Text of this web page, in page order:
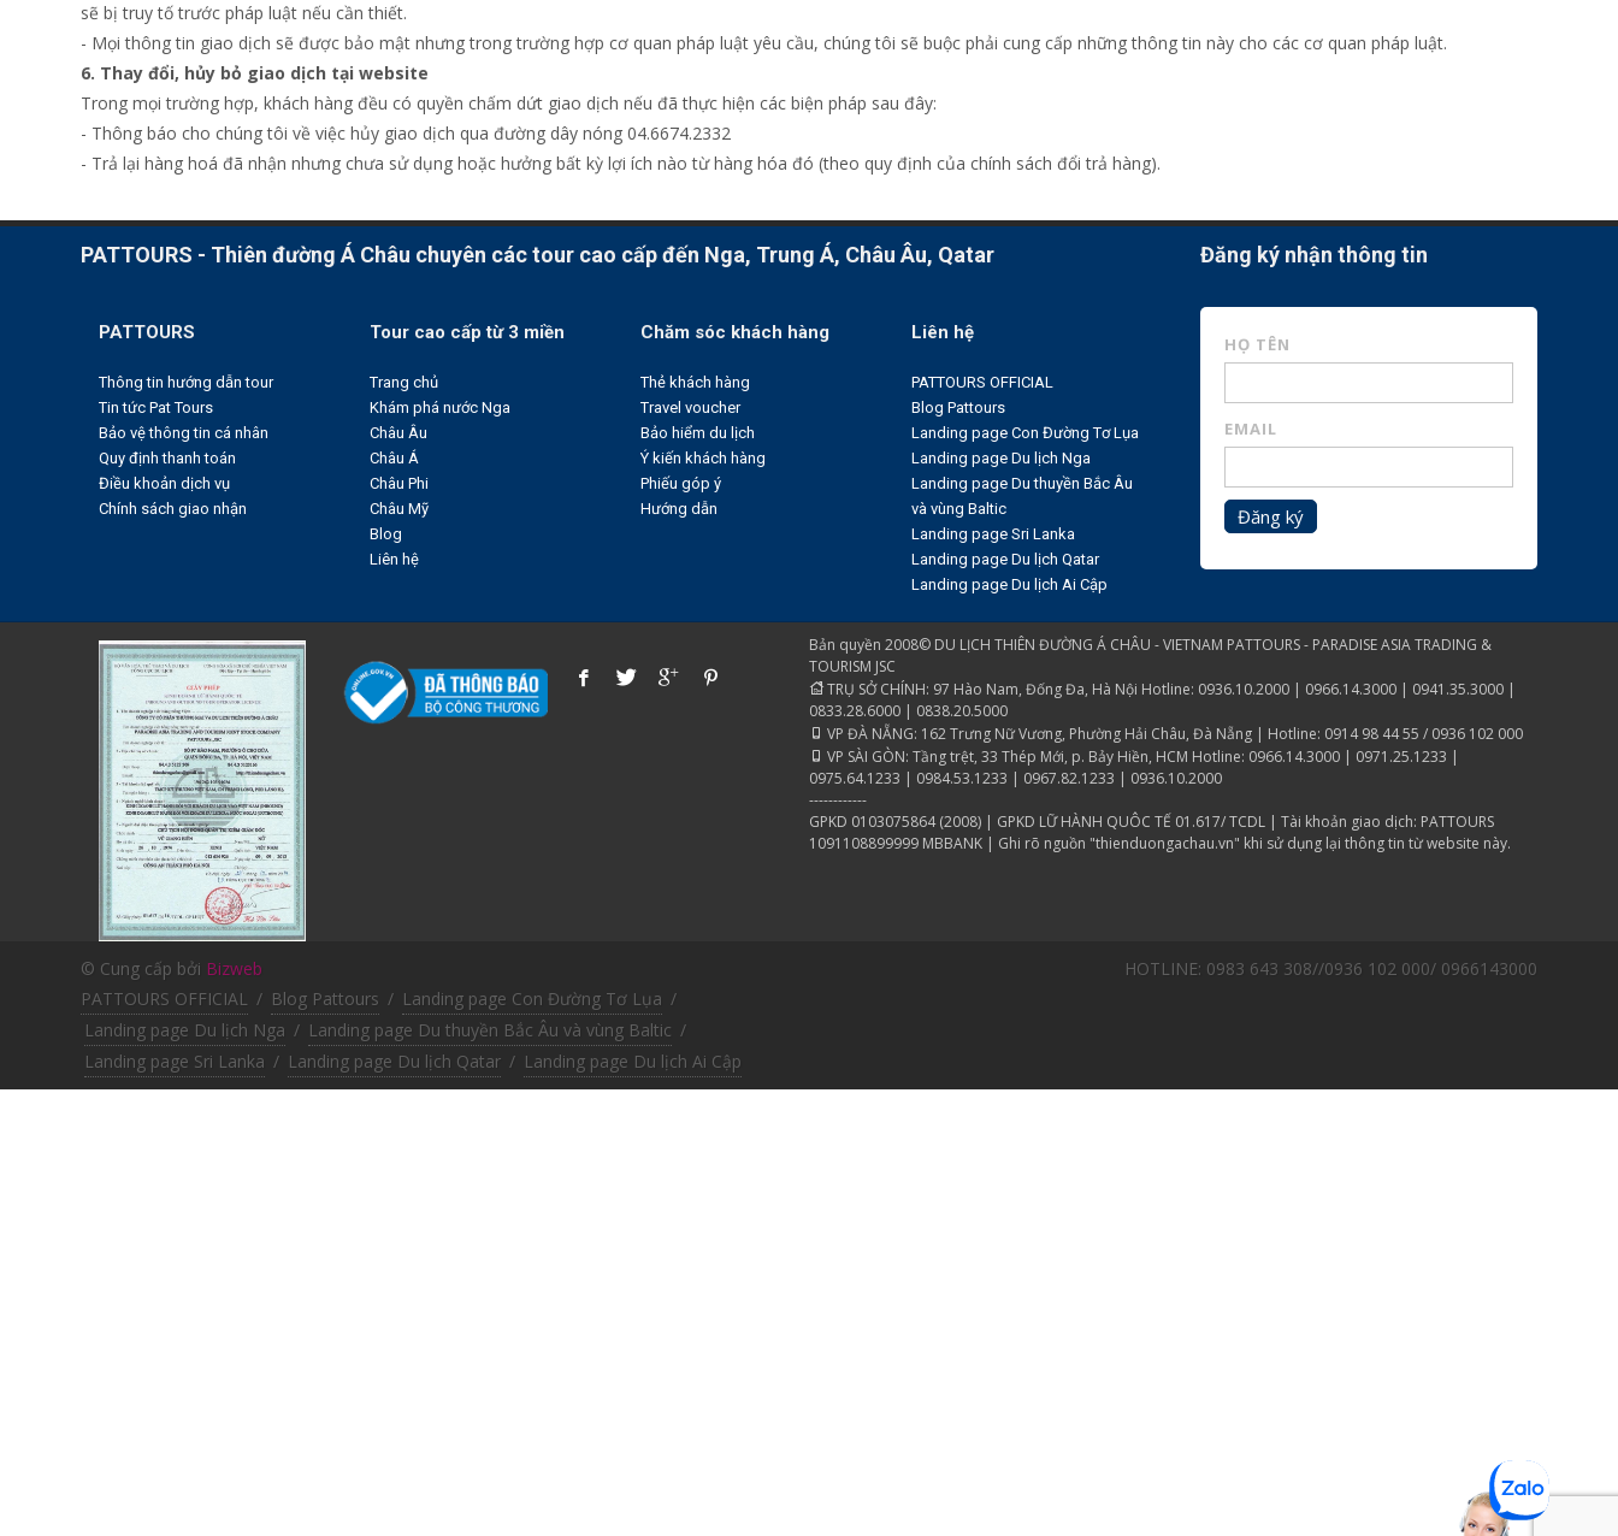
sẽ bị truy tố trước pháp luật nếu cần thiết.
- Mọi thông tin giao dịch sẽ được bảo mật nhưng trong trường hợp cơ quan pháp luật yêu cầu, chúng tôi sẽ buộc phải cung cấp những thông tin này cho các cơ quan pháp luật.
6. Thay đổi, hủy bỏ giao dịch tại website
Trong mọi trường hợp, khách hàng đều có quyền chấm dứt giao dịch nếu đã thực hiện các biện pháp sau đây:
- Thông báo cho chúng tôi về việc hủy giao dịch qua đường dây nóng 04.6674.2332
- Trả lại hàng hoá đã nhận nhưng chưa sử dụng hoặc hưởng bất kỳ lợi ích nào từ hàng hóa đó (theo quy định của chính sách đổi trả hàng).
PATTOURS - Thiên đường Á Châu chuyên các tour cao cấp đến Nga, Trung Á, Châu Âu, Qatar
PATTOURS
Thông tin hướng dẫn tour
Tin tức Pat Tours
Bảo vệ thông tin cá nhân
Quy định thanh toán
Điều khoản dịch vụ
Chính sách giao nhận
Tour cao cấp từ 3 miền
Trang chủ
Khám phá nước Nga
Châu Âu
Châu Á
Châu Phi
Châu Mỹ
Blog
Liên hệ
Chăm sóc khách hàng
Thẻ khách hàng
Travel voucher
Bảo hiểm du lịch
Ý kiến khách hàng
Phiếu góp ý
Hướng dẫn
Liên hệ
PATTOURS OFFICIAL
Blog Pattours
Landing page Con Đường Tơ Lụa
Landing page Du lịch Nga
Landing page Du thuyền Bắc Âu
và vùng Baltic
Landing page Sri Lanka
Landing page Du lịch Qatar
Landing page Du lịch Ai Cập
Đăng ký nhận thông tin
HỌ TÊN
EMAIL
Đăng ký
Bản quyền 2008© DU LỊCH THIÊN ĐƯỜNG Á CHÂU - VIETNAM PATTOURS - PARADISE ASIA TRADING &
TOURISM JSC
TRỤ SỞ CHÍNH: 97 Hào Nam, Đống Đa, Hà Nội Hotline: 0936.10.2000 | 0966.14.3000 | 0941.35.3000 |
0833.28.6000 | 0838.20.5000
VP ĐÀ NẴNG: 162 Trưng Nữ Vương, Phường Hải Châu, Đà Nẵng | Hotline: 0914 98 44 55 / 0936 102 000
VP SÀI GÒN: Tầng trệt, 33 Thép Mới, p. Bảy Hiền, HCM Hotline: 0966.14.3000 | 0971.25.1233 |
0975.64.1233 | 0984.53.1233 | 0967.82.1233 | 0936.10.2000
------------
GPKD 0103075864 (2008) | GPKD LỮ HÀNH QUÔC TẾ 01.617/ TCDL | Tài khoản giao dịch: PATTOURS
1091108899999 MBBANK | Ghi rõ nguồn "thienduongachau.vn" khi sử dụng lại thông tin từ website này.
© Cung cấp bởi Bizweb
PATTOURS OFFICIAL / Blog Pattours / Landing page Con Đường Tơ Lụa /
Landing page Du lịch Nga / Landing page Du thuyền Bắc Âu và vùng Baltic /
Landing page Sri Lanka / Landing page Du lịch Qatar / Landing page Du lịch Ai Cập
HOTLINE: 0983 643 308//0936 102 000/ 0966143000